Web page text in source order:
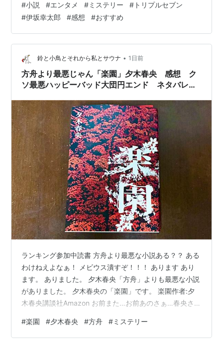
「777トリプルセブン」は伊坂幸太郎さんによって書かれ
たエンタメ小説です。一巻完結型の「殺し屋シリーズ」
の一作です。 あらすじ このお話の主人公、七尾は依頼さ
れて東京の高級ホテルに荷物をある部屋へと運ぶ仕事を
していた。また、同じホテルに乾という人物から逃げて
いる紙野…
#小説 #エンタメ #ミステリー # トリプルセブン
#伊坂幸太郎 #感想 #おすすめ
鈴と小鳥とそれから私とサウナ • 1日前
方舟より最悪じゃん「楽園」夕木春央 感想 ク
ソ最悪ハッピーバッド大団円エンド ネタバレな
ランキング参加中読書 方舟より最悪な小説ある？？ ある
わけねえよなぁ！ メビウス潰すぞ！！！ あります あり
ます。 ありました。 夕木春央「方舟」よりも最悪な小説
がありました。 夕木春央の「楽園」です。 楽園作者:夕
木春央講談社Amazon お前また…お前あのさぁ…春央さ
動産王になったょ。 そしたら部屋貸してたおばちゃんが
失踪しちゃった。 なんか謎の住所を残して。 恋人の沙織
#楽園 #夕木春央 #方舟 #ミステリー